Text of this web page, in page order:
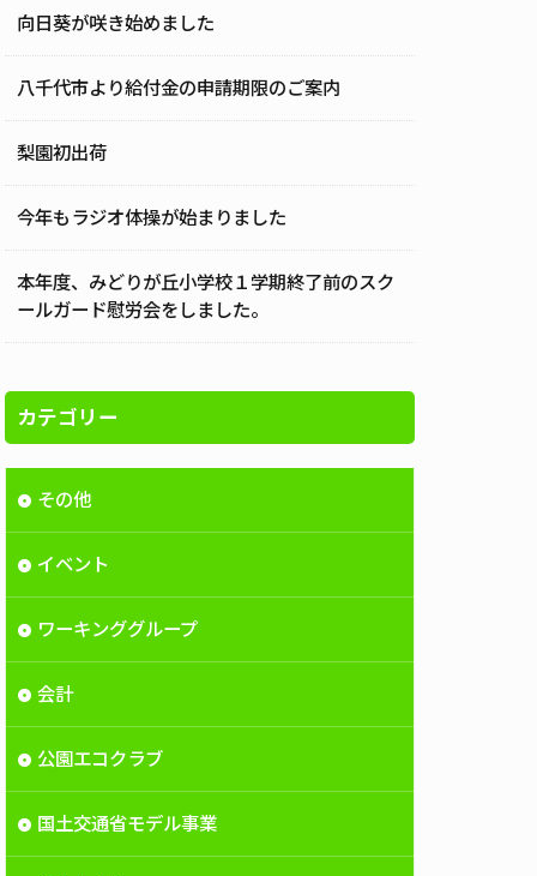
向日葵が咲き始めました
八千代市より給付金の申請期限のご案内
梨園初出荷
今年もラジオ体操が始まりました
本年度、みどりが丘小学校１学期終了前のスク
ールガード慰労会をしました。
カテゴリー
その他
イベント
ワーキンググループ
会計
公園エコクラブ
国土交通省モデル事業